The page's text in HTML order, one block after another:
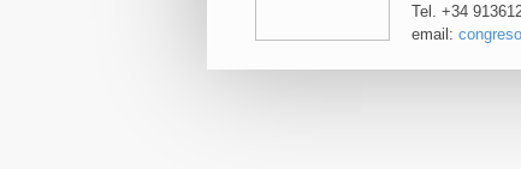
Tel. +34
email: